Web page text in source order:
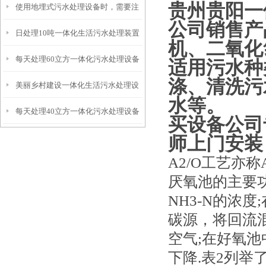
使用地埋式污水处理设备时，需要注
意以下事项
日处理10吨一体化生活污水处理装置
每天处理60立方一体化污水处理设备
美丽乡村建设一体化生活污水处理设
备
每天处理40立方一体化污水处理设备
贵州贵阳
公司销售
机、二氧
适用污水
涤、清洗
水等。
买设备公
师上门安
A2/O工艺亦
厌氧池的主要
NH3-N的浓度
碳源，将回流
空气;在好氧
下降.表2列举